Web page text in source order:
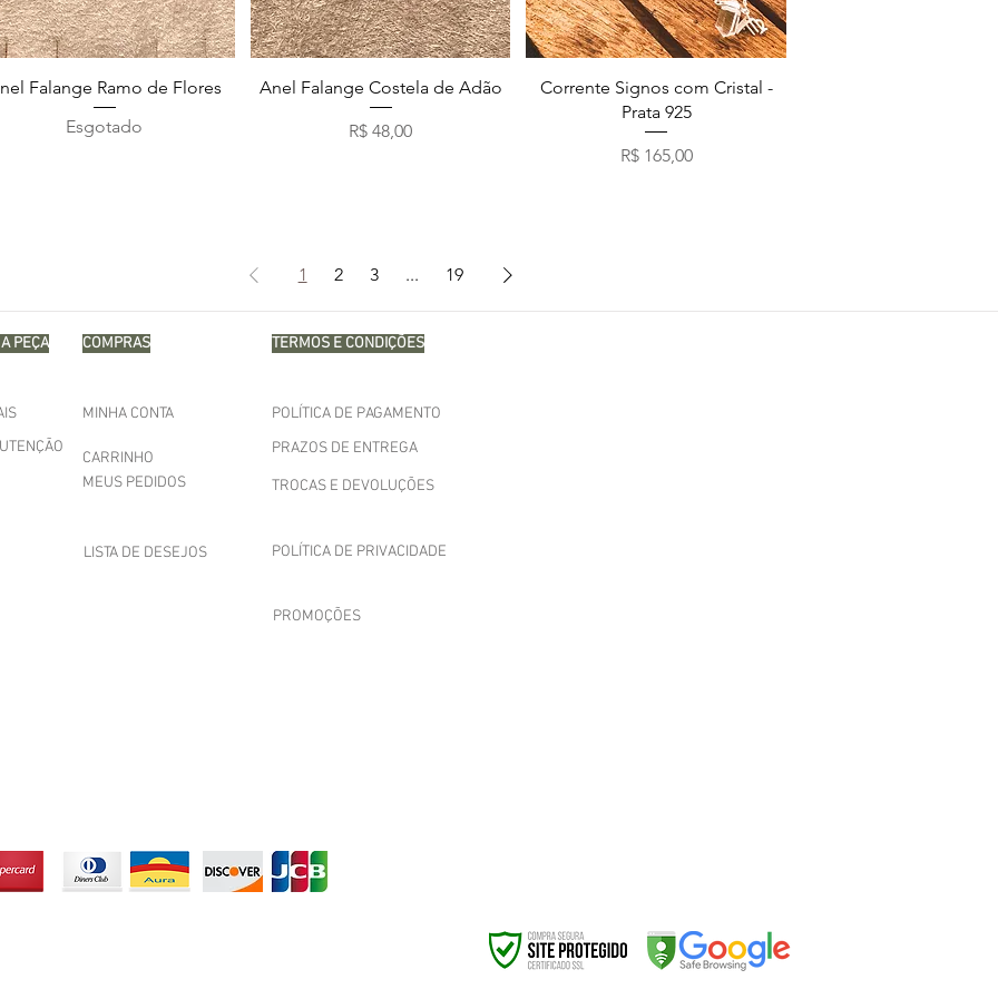
Visualização rápida
Falange Ramo de Flores
Esgotado
Visualização rápida
Anel Falange Costela de Adão
Preço
R$ 48,00
Visualização rápida
Corrente Signos com Cristal -
Prata 925
Preço
R$ 165,00
1 2 3 ... 19
PEÇA COMPRAS TERMOS E CONDIÇÕES
POLÍTICA DE PAGAMENTO
TROCAS E DEVOLUÇÕES
PRAZOS DE ENTREGA
CARRINHO
MINHA CONTA
MEUS PEDIDOS
POLÍTICA DE PRIVACIDADE
LISTA DE DESEJOS
PROMOÇÕES